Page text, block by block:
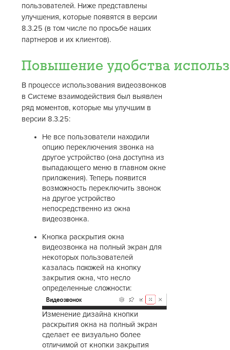
пользователей. Ниже представлены
улучшения, которые появятся в версии
8.3.25 (в том числе по просьбе наших
партнеров и их клиентов).
Повышение удобства
В процессе использования видеозвонков
в Системе взаимодействия был выявлен
ряд моментов, которые мы улучшим в
версии 8.3.25:
Не все пользователи находили
опцию переключения звонка на
другое устройство (она доступна из
выпадающего меню в главном окне
приложения). Теперь появится
возможность переключить звонок
на другое устройство
непосредственно из окна
видеозвонка.
Кнопка раскрытия окна
видеозвонка на полный экран для
некоторых пользователей
казалась похожей на кнопку
закрытия окна, что несло
определенные сложности:
Изменение дизайна кнопки
раскрытия окна на полный экран
сделает ее визуально более
отличимой от кнопки закрытия